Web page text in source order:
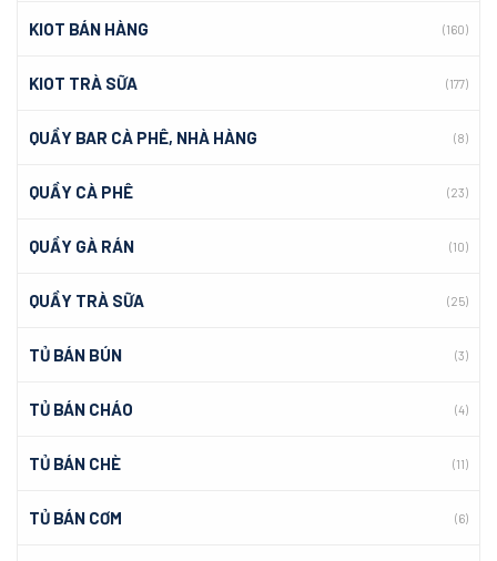
KIOT BÁN HÀNG (160)
KIOT TRÀ SỮA (177)
QUẦY BAR CÀ PHÊ, NHÀ HÀNG (8)
QUẦY CÀ PHÊ (23)
QUẦY GÀ RÁN (10)
QUẦY TRÀ SỮA (25)
TỦ BÁN BÚN (3)
TỦ BÁN CHÁO (4)
TỦ BÁN CHÈ (11)
TỦ BÁN CƠM (6)